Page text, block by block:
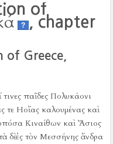
of
?
, chapter
of Greece,
παῖδες Πολυκάονι
τε Ηοἴας καλουμένας καὶ
Κιναίθων καὶ Ἄσιος
δὲ ἐς τὸν Μεσσήνης ἄνδρα